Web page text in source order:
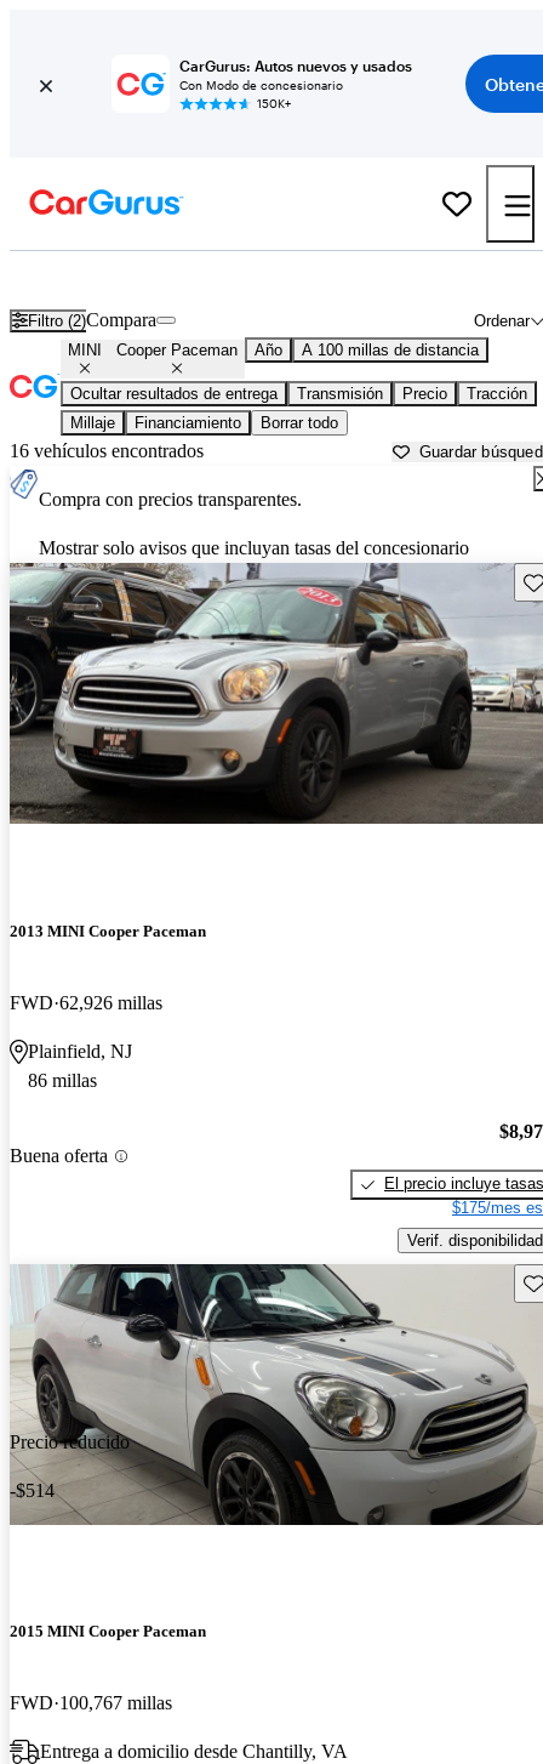
CarGurus: Autos nuevos y usados
Con Modo de concesionario
150K+
Filtro (2) Ordenar
Compara
MINI Cooper Paceman Año A 100 millas de distancia
Ocultar resultados de entrega Transmisión Precio
Tracción
Millaje
Financiamiento Borrar todo
16 vehículos encontrados Guardar
Compra con precios transparentes.
Mostrar solo avisos que incluyan tasas del concesionario
2013 MINI Cooper Paceman
FWD 62,926 millas
Plainfield, NJ
86 millas
Buena oferta
El precio incluye tasas
$175/mes
Verif. disponibilidad
Precio reducido
-$514
2015 MINI Cooper Paceman
FWD 100,767 millas
Entrega a domicilio desde Chantilly, VA